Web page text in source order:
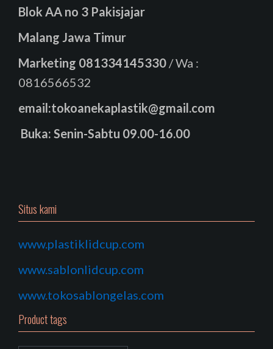
Blok AA no 3 Pakisjajar
Malang Jawa Timur
Marketing 081334145330 / Wa :
0816566532
email:tokoanekaplastik@gmail.com
Buka: Senin-Sabtu 09.00-16.00
Situs kami
www.plastiklidcup.com
www.sablonlidcup.com
www.tokosablongelas.com
Product tags